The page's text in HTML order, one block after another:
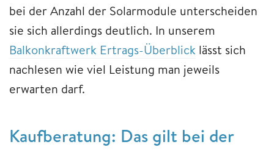
bei der Anzahl der Solarmodule unterscheiden
sie sich allerdings deutlich. In unserem
Balkonkraftwerk Ertrags-Überblick lässt sich
nachlesen wie viel Leistung man jeweils
erwarten darf.
Kaufberatung: Das gilt bei der